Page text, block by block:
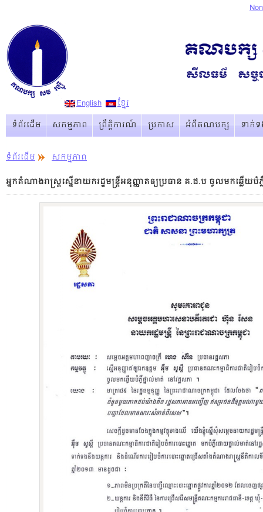
English
ខ្មែរ
ទំព័រដើម
សកម្មភាព ព្រឹត្ដិការណ៏ ប្រកាស អំពីគណបក្ស ទាក់
ទំព័រដើម
សកម្មភាព
អ្នកតំណាងរាស្ត្រស្នើនាយករដ្ឋមន្រ្តីអនុញ្ញាតឲ្យប្រធាន គ.ជ.ប ចូលមកឆ្លើយ​​បំ